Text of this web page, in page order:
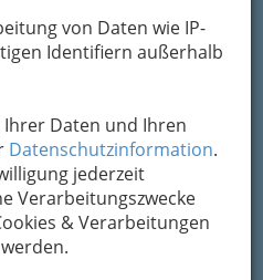
von Daten wie IP-
Identifiern außerhalb
Daten und Ihren
Datenschutzinformation.
jederzeit
Verarbeitungszwecke
& Verarbeitungen
die Mitglieder
bei der
verschiedene, zum
wie Zahntechniker.
rechts.
gliedert
für jeden